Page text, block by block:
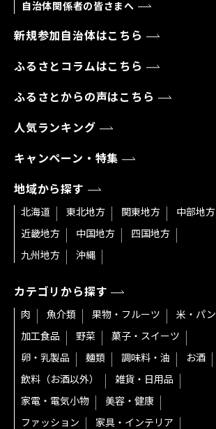
自治体関係者の皆さまへ
新規参加自治体はこちら
ふるさとコラムはこちら
ふるさとからの声はこちら
人気ランキング
キャンペーン・特集
地域から探す
北海道 東北地方 関東地方
中部地方
近畿地方
中国地方
四国地方
九州地方
沖縄
カテゴリから探す
肉 魚介類 果物・フルーツ
米・パン
加工食品
野菜
菓子・スイーツ
卵・乳製品
麺類 調味料・油
お酒
飲料（お酒以外）
雑貨・日用品
家電・電気小物
美容・健康
ファッション
家具・インテリア